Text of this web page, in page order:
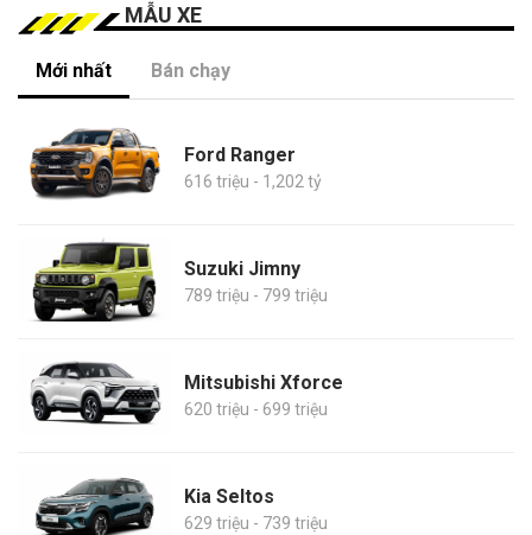
MẪU XE
Mới nhất Bán chạy
Ford Ranger
616 triệu - 1,202 tỷ
Suzuki Jimny
789 triệu - 799 triệu
Mitsubishi Xforce
620 triệu - 699 triệu
Kia Seltos
629 triệu - 739 triệu